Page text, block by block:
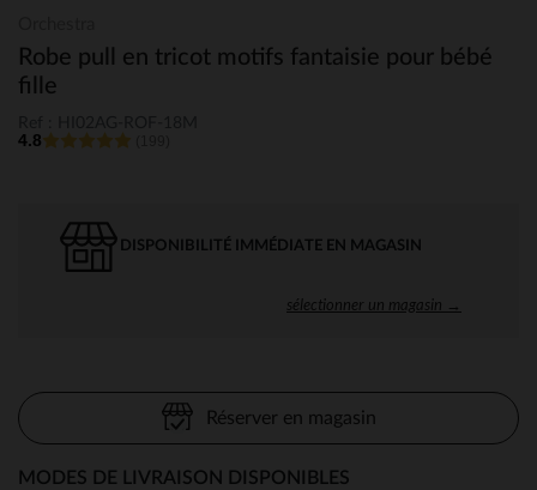
Robe pull en tricot motifs fantaisie pour bébé
fille
4.8
DISPONIBILITÉ IMMÉDIATE EN MAGASIN
sélectionner un magasin →
Réserver en magasin
MODES DE LIVRAISON DISPONIBLES